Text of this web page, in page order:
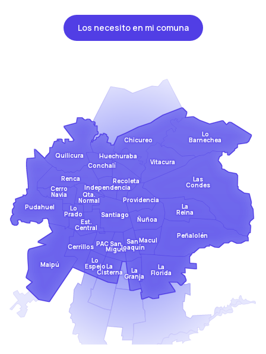
Los necesito en mi comuna
Chicureo
Maipú
Cerrillos
Est.
Central
Pudahuel Lo
Prado
Cerro
Navia
Santiago
Renca
Qta.
Normal
Recoleta
Independencia
Quilicura
Conchalí
La
Cisterna
Lo
Espejo
PACSan
Miguel
La
Granja
San
Joaquín
Providencia
Ñuñoa
La
Reina
Macul
La
Florida
Peñalolén
Las
Condes
Vitacura
Lo
Barnechea
Huechuraba